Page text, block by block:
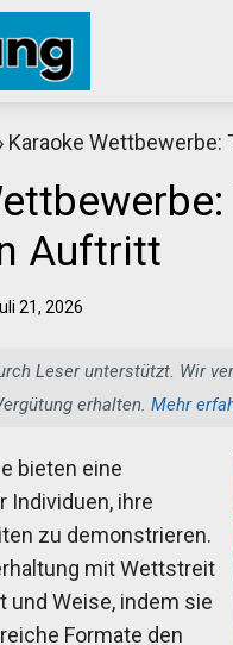
Karaoke
Auftritt
21, 2026
Leser unterstützt. Wir
erhalten. Mehr
bieten eine
Individuen, ihre
zu demonstrieren.
mit Wettstreit
und Weise, indem sie
Formate den